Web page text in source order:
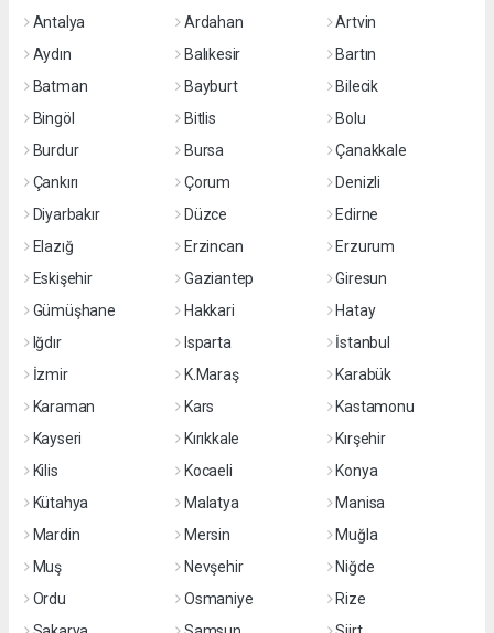
Antalya
Ardahan
Artvin
Aydın
Balıkesir
Bartın
Batman
Bayburt
Bilecik
Bingöl
Bitlis
Bolu
Burdur
Bursa
Çanakkale
Çankırı
Çorum
Denizli
Diyarbakır
Düzce
Edirne
Elazığ
Erzincan
Erzurum
Eskişehir
Gaziantep
Giresun
Gümüşhane
Hakkari
Hatay
Iğdır
Isparta
İstanbul
İzmir
K.Maraş
Karabük
Karaman
Kars
Kastamonu
Kayseri
Kırıkkale
Kırşehir
Kilis
Kocaeli
Konya
Kütahya
Malatya
Manisa
Mardin
Mersin
Muğla
Muş
Nevşehir
Niğde
Ordu
Osmaniye
Rize